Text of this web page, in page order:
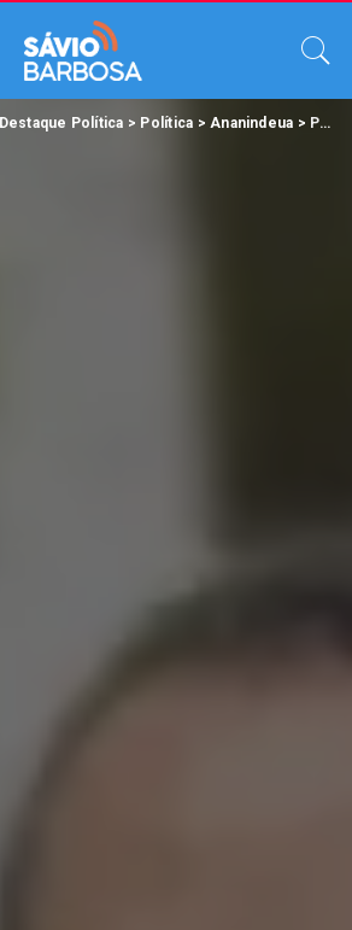
Destaque Política > Política >Ananindeua > Prefeitura de Ananindeua investe em áreas de lazer e anuncia a reforma do Bosque Uirapuru.